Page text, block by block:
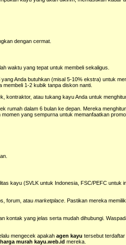
dengan cermat.
waktu yang tepat untuk membeli sekaligus.
Anda butuhkan (misal 5-10% ekstra) untuk
1-2 kubik tanpa diskon nanti.
kontraktor, atau tukang kayu Anda untuk
rumah dalam 6 bulan ke depan. Mereka
yang sempurna untuk memanfaatkan promo
kayu (SVLK untuk Indonesia, FSC/PEFC untuk
forum, ataumarketplace . Pastikan mereka
kontak yang jelas serta mudah dihubungi.
mengecek apakahagen kayu tersebut
murah kayu.web.id mereka.